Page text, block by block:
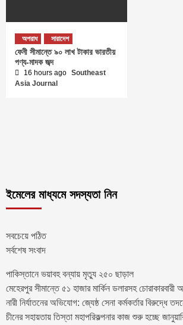
অপরাধ সারাদেশ
ফেনী সীমান্তে ৯০ লাখ টাকার ভারতীয়
পণ্য-মাদক জব্দ
16 hours ago Southeast
Asia Journal
ইমেলের মাধ্যমে সদস্যতা নিন
সবচেয়ে পঠিত
সর্বশেষ সংবাদ
পাকিস্তানে ভয়াবহ বন্যায় মৃত্যু ২৫০ ছাড়াল
মেহেরপুর সীমান্তে ৫১ হাজার মার্কিন ডলারসহ চোরাকারবারী
নারী নির্যাতনের অভিযোগ: জ্যেষ্ঠ সেনা কর্মকর্তার বিরুদ্ধে
চীনের সহায়তায় তিস্তা মহাপরিকল্পনার কাজ শুরু হচ্ছে